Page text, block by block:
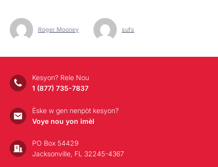
Roger Mooney sufs
Kesyon? Rele Nou
1 (877) 735-7837
Èske w gen nenpòt kesyon?
Voye nou yon imèl
PO Box 54429
Jacksonville, FL 32245-4367